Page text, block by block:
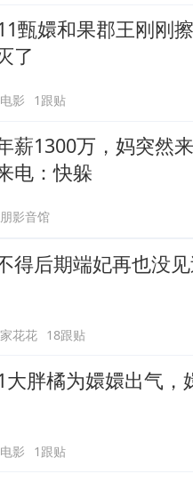
甄嬛和果郡王刚刚
了
影 1跟贴
薪1300万，妈突然
电：快躲
影音馆
得后期端妃再也没
花花 18跟贴
大胖橘为嬛嬛出气，
影 1跟贴